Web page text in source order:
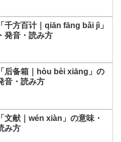
千方百计｜qiān fāng bǎi jì」
発音・読み方
后备箱｜hòu bèi xiāng」の
音・読み方
文献｜wén xiàn」の意味・
み方